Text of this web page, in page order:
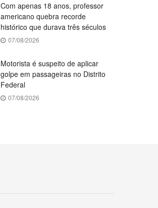
Com apenas 18 anos, professor
americano quebra recorde
histórico que durava três séculos
07/08/2026
Motorista é suspeito de aplicar
golpe em passageiras no Distrito
Federal
07/08/2026